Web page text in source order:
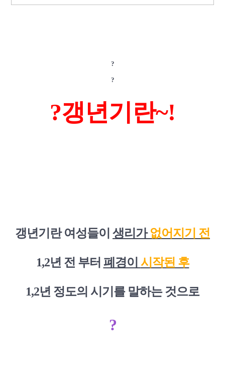
?
?
?갱년기란~!
갱년기란 여성들이 생리가없어지기 전
1,2년 전 부터 폐경이 시작된 후
1,2년 정도의 시기를 말하는 것으로
?